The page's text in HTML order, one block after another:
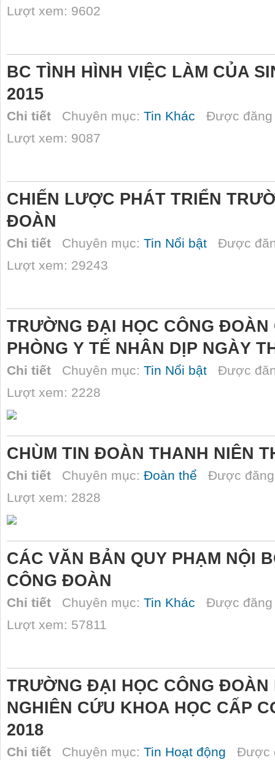
Lượt xem: 9602
BC TÌNH HÌNH VIỆC LÀM CỦA
2015
Chi tiết Chuyên mục: Tin Khác Được
Lượt xem: 9087
CHIẾN LƯỢC PHÁT TRIỂN
ĐOÀN
Chi tiết Chuyên mục: Tin Nổi bật Được
Lượt xem: 29243
TRƯỜNG ĐẠI HỌC CÔNG ĐOÀN
PHÒNG Y TẾ NHÂN DỊP NGÀY
Chi tiết Chuyên mục: Tin Nổi bật Được
Lượt xem: 2228
CHÙM TIN ĐOÀN THANH NIÊN
Chi tiết Chuyên mục: Đoàn thể Được
Lượt xem: 2828
CÁC VĂN BẢN QUY PHẠM NỘI
CÔNG ĐOÀN
Chi tiết Chuyên mục: Tin Khác Được
Lượt xem: 57811
TRƯỜNG ĐẠI HỌC CÔNG ĐOÀN
NGHIÊN CỨU KHOA HỌC CẤP
2018
Chi tiết Chuyên mục: Tin Hoạt động Được